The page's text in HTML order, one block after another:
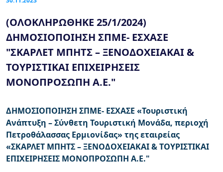
(ΟΛΟΚΛΗΡΩΘΗΚΕ 25/1/2024)
ΔΗΜΟΣΙΟΠΟΙΗΣΗ ΣΠΜΕ- ΕΣΧΑΣΕ
"ΣΚΑΡΛΕΤ ΜΠΗΤΣ – ΞΕΝΟΔΟΧΕΙΑΚΑΙ &
ΤΟΥΡΙΣΤΙΚΑΙ ΕΠΙΧΕΙΡΗΣΕΙΣ
ΜΟΝΟΠΡΟΣΩΠΗ Α.Ε."
ΔΗΜΟΣΙΟΠΟΙΗΣΗ ΣΠΜΕ- ΕΣΧΑΣΕ «Τουριστική
Ανάπτυξη – Σύνθετη Τουριστική Μονάδα, περιοχή
Πετροθάλασσας Ερμιονίδας» της εταιρείας
«ΣΚΑΡΛΕΤ ΜΠΗΤΣ – ΞΕΝΟΔΟΧΕΙΑΚΑΙ & ΤΟΥΡΙΣΤΙΚΑΙ
ΕΠΙΧΕΙΡΗΣΕΙΣ ΜΟΝΟΠΡΟΣΩΠΗ Α.Ε."